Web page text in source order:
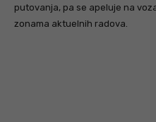
putovanja, pa se apeluje na
zonama aktuelnih radova.